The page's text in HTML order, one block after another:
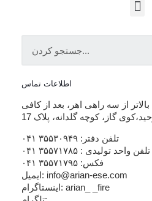
اطلاعات تماس
از سه راهی اهر، بعد از کافی
گاز، کوچه گلدانه، پلاک 17
تلفن دفتر: ۳۵۵۳۰۹۴۹ ۰۴۱
تلفن واحد تولیدی : ۳۵۵۷۱۷۸۵ ۰۴۱
فکس: ۳۵۵۷۱۷۹۵ ۰۴۱
ایمیل: info@arian-ese.com
اینستاگرام: arian_ _fire